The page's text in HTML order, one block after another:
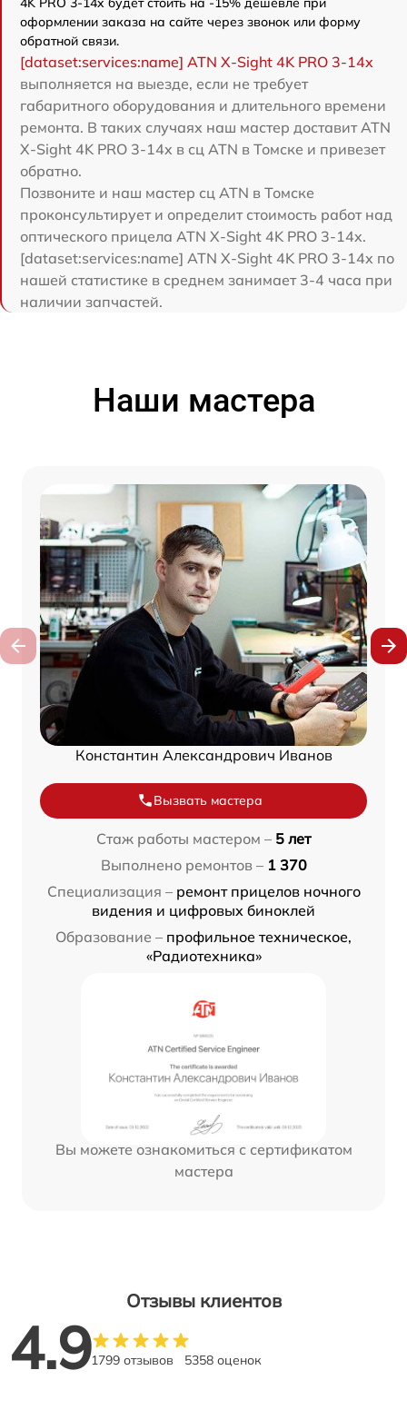
оформлении заказа на сайте через звонок или форму
обратной связи.
[dataset:services:name] ATN X-Sight 4K PRO 3-14x
выполняется на выезде, если не требует
габаритного оборудования и длительного времени
ремонта. В таких случаях наш мастер доставит ATN
X-Sight 4K PRO 3-14x в сц ATN в Томске и привезет
обратно.
Позвоните и наш мастер сц ATN в Томске
проконсультирует и определит стоимость работ над
оптического прицела ATN X-Sight 4K PRO 3-14x.
[dataset:services:name] ATN X-Sight 4K PRO 3-14x по
нашей статистике в среднем занимает 3-4 часа при
наличии запчастей.
Наши мастера
Константин Александрович Иванов
Вызвать мастера
Стаж работы мастером – 5 лет
Выполнено ремонтов – 1 370
Специализация – ремонт прицелов ночного
видения и цифровых биноклей
Образование – профильное техническое,
«Радиотехника»
Вы можете ознакомиться с сертификатом
мастера
Отзывы клиентов
4.91799 отзывов 5358 оценок